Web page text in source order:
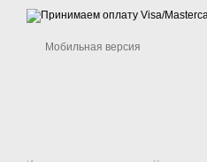
Мобильная версия